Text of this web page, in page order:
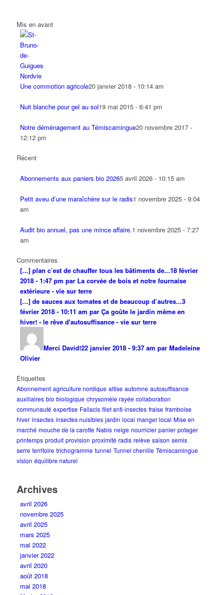
Mis en avant
Une commotion agricole20 janvier 2018 - 10:14 am
Nuit blanche pour gel au sol19 mai 2015 - 6:41 pm
Notre déménagement au Témiscamingue20 novembre 2017 -
12:12 pm
Récent
Abonnements aux paniers bio 20265 avril 2026 - 10:15 am
Petit aveu d’une maraîchère sur le radis1 novembre 2025 - 9:04
am
Audit bio annuel, pas une mince affaire.1 novembre 2025 - 7:27
am
Commentaires
[…] plan c’est de chauffer tous les bâtiments de...18 février
2018 - 1:47 pm par La corvée de bois et notre fournaise
extérieure - vie sur terre
[…] de sauces aux tomates et de beaucoup d’autres...3
février 2018 - 10:11 am par Ça goûte le jardin même en
hiver! - le rêve d'autosuffisance - vie sur terre
Merci David!22 janvier 2018 - 9:37 am par Madeleine
Olivier
Etiquettes
Abonnement agriculture nordique altise automne autosuffisance
auxiliaires bio biologique chrysomèle rayée collaboration
communauté expertise Fallacis filet anti-insectes fraise framboise
hiver insectes insectes nuisibles jardin local manger local Mise en
marché mouche de la carotte Nabis neige nourricier panier potager
printemps produit provision proximité radis relève saison semis
serre territoire trichogramme tunnel Tunnel chenille Témiscamingue
vision équilibre naturel
Archives
avril 2026
novembre 2025
avril 2025
mars 2025
mai 2022
janvier 2022
avril 2020
août 2018
mai 2018